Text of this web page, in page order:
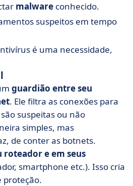
malware conhecido.
suspeitos em tempo
é uma necessidade,
guardião entre seu
. Ele filtra as conexões para
suspeitas ou não
simples, mas
de conter as botnets.
roteador e em seus
smartphone etc.). Isso cria
proteção.